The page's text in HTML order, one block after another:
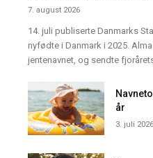
7. august 2026
14. juli publiserte Danmarks
nyfødte i Danmark i 2025.
jentenavnet, og sendte
år
3. juli 2026